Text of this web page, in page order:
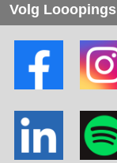
Volg Looopings